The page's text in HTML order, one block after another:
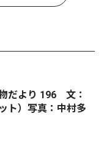
だより 196 文：
ト）写真：中村多